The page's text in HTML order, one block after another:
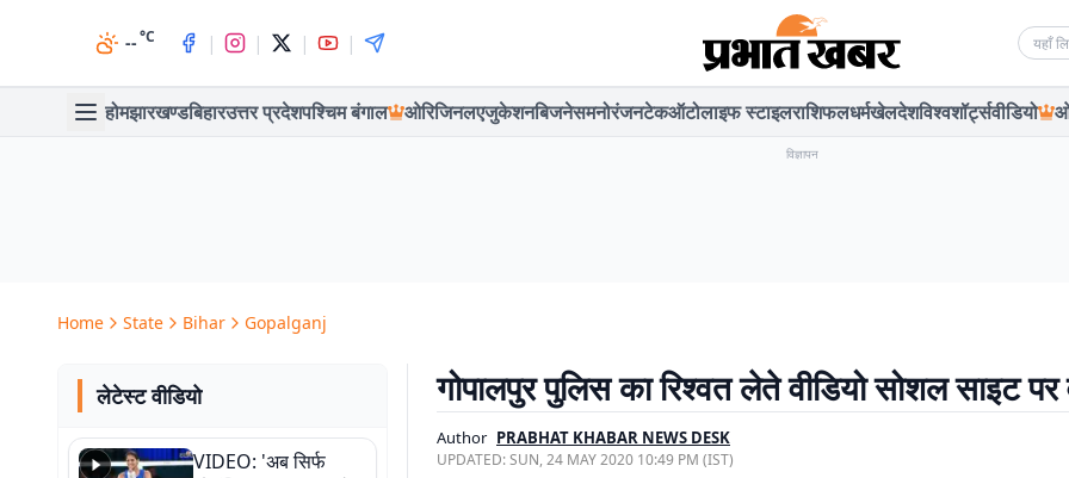
--°C | | | |
होमझारखण्डबिहारउत्तर प्रदेशपश्चिम बंगाल ओरिजिनलएजुकेशनबिजनेसमनोरंजनटेकऑटोलाइफ स्टाइलराशिफलधर्मखेलदेशविश्वशॉर्ट्सवीडियो
विज्ञापन
Home State Bihar Gopalganj
लेटेस्ट वीडियो
VIDEO: 'अब सिर्फ
गोपालपुर पुलिस का रिश्वत लेते वीडियो सोशल साइट
Author PRABHAT KHABAR NEWS DESK
UPDATED:SUN, 24 MAY 2020 10:49 PM (IST)